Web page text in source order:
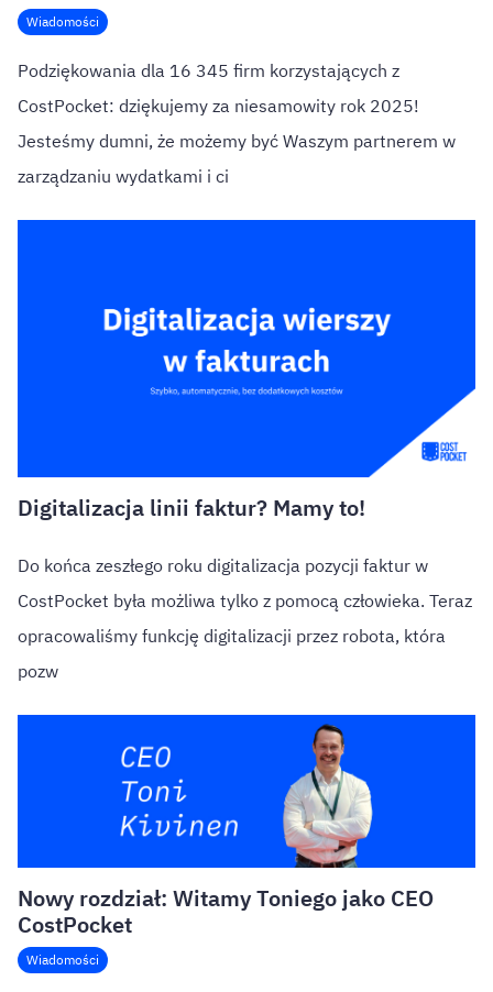
Wiadomości
Podziękowania dla 16 345 firm korzystających z
CostPocket: dziękujemy za niesamowity rok 2025!
Jesteśmy dumni, że możemy być Waszym partnerem w
zarządzaniu wydatkami i ci
Digitalizacja linii faktur? Mamy to!
Do końca zeszłego roku digitalizacja pozycji faktur w
CostPocket była możliwa tylko z pomocą człowieka. Teraz
opracowaliśmy funkcję digitalizacji przez robota, która
pozw
Wiadomości
Nowy rozdział: Witamy Toniego jako CEO
CostPocket